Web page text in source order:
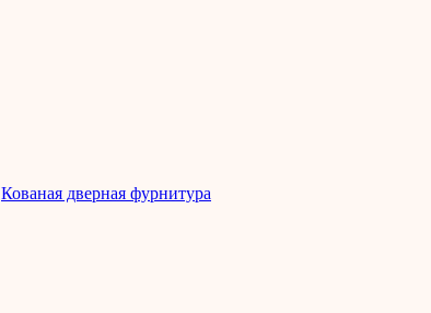
Кованая дверная фурнитура